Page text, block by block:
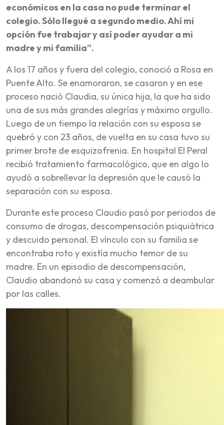
económicos en la casa no pude terminar el
colegio. Sólo llegué a segundo medio. Ahí mi
opción fue trabajar y así poder ayudar a mi
madre y mi familia”.
A los 17 años y fuera del colegio, conoció a Rosa en
Puente Alto. Se enamoraron, se casaron y en ese
proceso nació Claudia, su única hija, la que ha sido
una de sus más grandes alegrías y máximo orgullo.
Luego de un tiempo la relación con su esposa se
quebró y con 23 años, de vuelta en su casa tuvo su
primer brote de esquizofrenia. En hospital El Peral
recibió tratamiento farmacológico, que en algo lo
ayudó a sobrellevar la depresión que le causó la
separación con su esposa.
Durante este proceso Claudio pasó por periodos de
consumo de drogas, descompensación psiquiátrica
y descuido personal. El vínculo con su familia se
encontraba roto y existía mucho temor de su
madre. En un episodio de descompensación,
Claudio abandonó su casa y comenzó a deambular
por las calles.